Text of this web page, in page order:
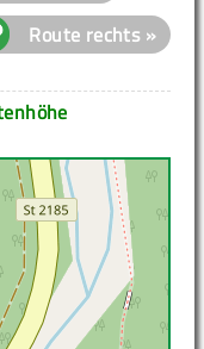
Route rechts »